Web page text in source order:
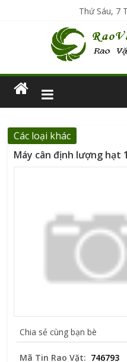
Thứ Sáu, 7
Các loại khác
Máy cân định lượng hạt
Chia sẻ cùng bạn bè
Mã Tin Rao Vặt: 746793